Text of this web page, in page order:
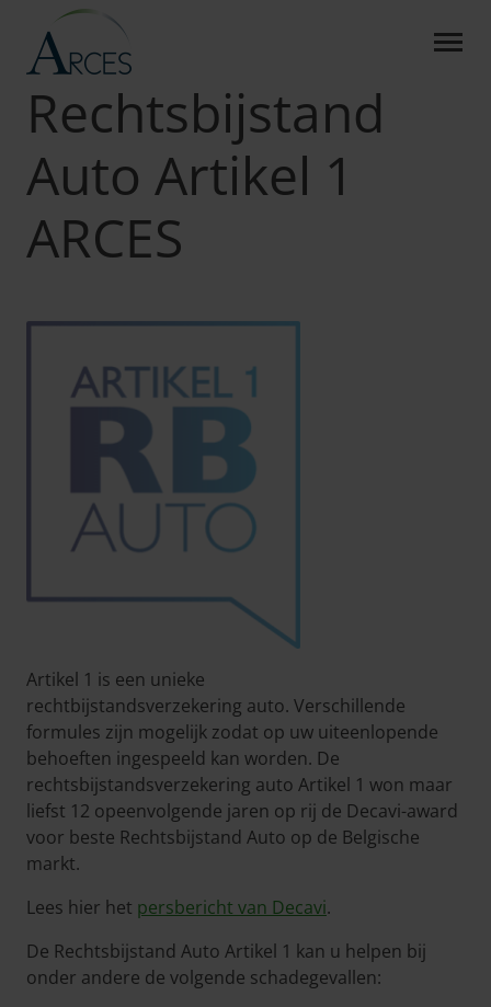
Skip to Main Content
RECHTSBIJSTAND AUTO
Arces Producten
Rechtsbijstand
Auto Artikel 1
ARCES
Artikel 1 is een unieke
rechtbijstandsverzekering auto. Verschillende
formules zijn mogelijk zodat op uw uiteenlopende
behoeften ingespeeld kan worden. De
rechtsbijstandsverzekering auto Artikel 1 won maar
liefst 12 opeenvolgende jaren op rij de Decavi-award
voor beste Rechtsbijstand Auto op de Belgische
markt.
Lees hier het persbericht van Decavi.
De Rechtsbijstand Auto Artikel 1 kan u helpen bij
onder andere de volgende schadegevallen: